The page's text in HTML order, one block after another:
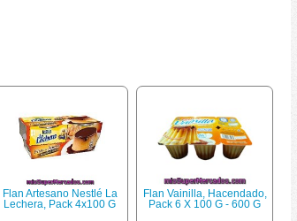
Flan Artesano Nestlé La
Lechera, Pack 4x100 G
Flan Vainilla, Hacendado,
Pack 6 X 100 G - 600 G